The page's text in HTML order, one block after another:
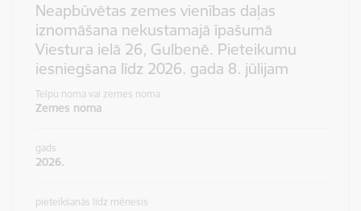
Neapbūvētas zemes vienības daļas
iznomāšana nekustamajā īpašumā
Viestura ielā 26, Gulbenē. Pieteikumu
iesniegšana līdz 2026. gada 8. jūlijam
Telpu noma vai zemes noma
Zemes noma
gads
2026.
pieteikšanās līdz mēnesis